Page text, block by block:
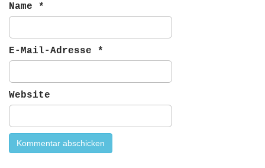
Name *
E-Mail-Adresse *
Website